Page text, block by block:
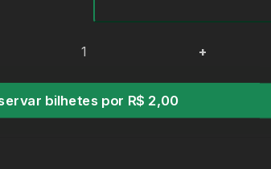
+
bilhetes por R$ 2,00